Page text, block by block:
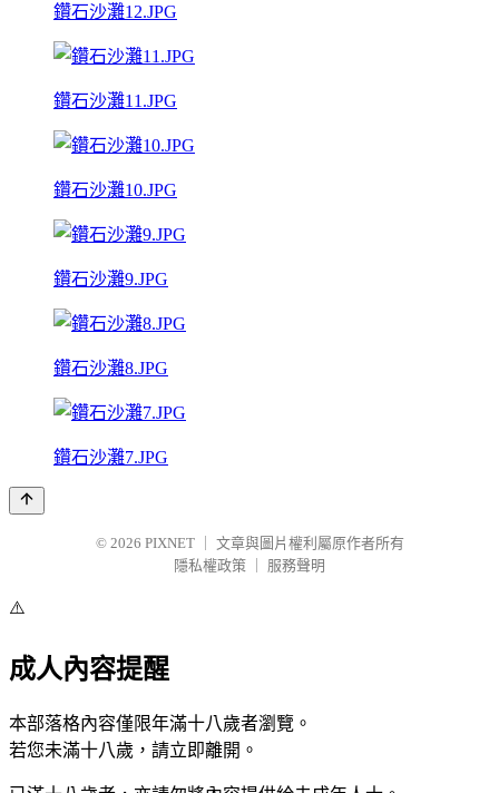
鑽石沙灘12.JPG
鑽石沙灘11.JPG
鑽石沙灘10.JPG
鑽石沙灘9.JPG
鑽石沙灘8.JPG
鑽石沙灘7.JPG
© 2026 PIXNET
文章與圖片權利屬原作者所有
隱私權政策
服務聲明
⚠️
成人內容提醒
本部落格內容僅限年滿十八歲者瀏覽。
若您未滿十八歲，請立即離開。